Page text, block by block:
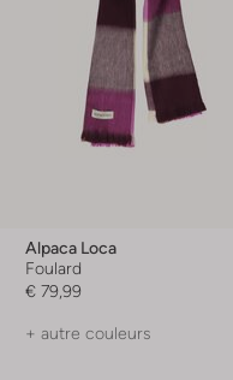
Alpaca Loca
Foulard
€ 79,99
+ autre couleurs